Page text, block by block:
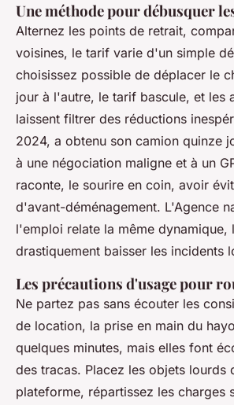
Une méthode pour débusquer
Alternez les points de retrait,
voisines, le tarif varie d'un simple
choisissez possible de déplacer le
jour à l'autre, le tarif bascule, et les
laissent filtrer des réductions
2024, a obtenu son camion quinze
à une négociation maligne et à un
raconte, le sourire en coin, avoir
d'avant-déménagement. L'Agence
l'emploi relate la même dynamique,
drastiquement baisser les incidents
Les précautions d'usage pour
Ne partez pas sans écouter les
de location, la prise en main du
quelques minutes, mais elles font
des tracas. Placez les objets lourds
plateforme, répartissez les charges